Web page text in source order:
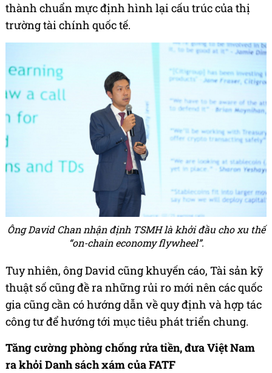
thành chuẩn mực định hình lại cấu trúc của thị
trường tài chính quốc tế.
Ông David Chan nhận định TSMH là khởi đầu cho xu thế
“on-chain economy flywheel”.
Tuy nhiên, ông David cũng khuyến cáo, Tài sản kỹ
thuật số cũng đề ra những rủi ro mới nên các quốc
gia cũng cần có hướng dẫn về quy định và hợp tác
công tư để hướng tới mục tiêu phát triển chung.
Tăng cường phòng chống rửa tiền, đưa Việt Nam
ra khỏi Danh sách xám của FATF